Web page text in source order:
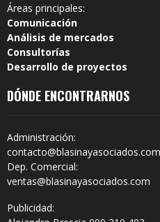
Áreas principales:
Comunicación
Análisis de mercados
Consultorías
Desarrollo de proyectos
DÓNDE ENCONTRARNOS
Administración:
contacto@blasinayasociados.com
Dep. Comercial:
ventas@blasinayasociados.com
Publicidad: